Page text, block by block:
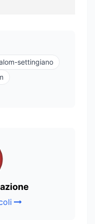
settingiano